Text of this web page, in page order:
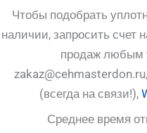
Чтобы подобрать
наличии, запросить счет
продаж любым
(всегда на связи!),
Среднее время